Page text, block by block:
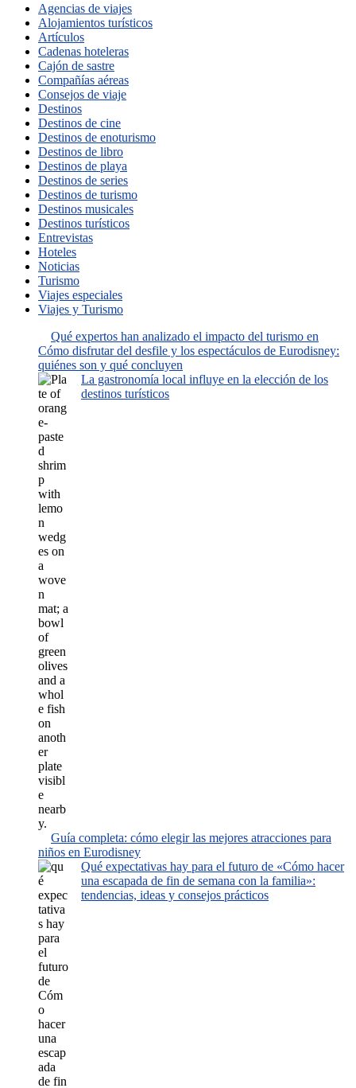
Agencias de viajes
Alojamientos turísticos
Artículos
Cadenas hoteleras
Cajón de sastre
Compañías aéreas
Consejos de viaje
Destinos
Destinos de cine
Destinos de enoturismo
Destinos de libro
Destinos de playa
Destinos de series
Destinos de turismo
Destinos musicales
Destinos turísticos
Entrevistas
Hoteles
Noticias
Turismo
Viajes especiales
Viajes y Turismo
Qué expertos han analizado el impacto del turismo en
Cómo disfrutar del desfile y los espectáculos de Eurodisney:
quiénes son y qué concluyen
La gastronomía local influye en la elección de los
destinos turísticos
Guía completa: cómo elegir las mejores atracciones para
niños en Eurodisney
Qué expectativas hay para el futuro de «Cómo hacer
una escapada de fin de semana con la familia»:
tendencias, ideas y consejos prácticos